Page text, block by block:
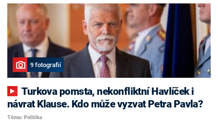
9 fotografií
Turkova pomsta, nekonfliktní Havlíček i
návrat Klause. Kdo může vyzvat Petra Pavla?
Téma: Politika